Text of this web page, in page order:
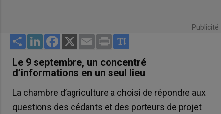
Publicité
Share LinkedInFacebook
X Email Print
Le 9 septembre, un concentré
d’informations en un seul lieu
La chambre d’agriculture a choisi de répondre aux
questions des cédants et des porteurs de projet